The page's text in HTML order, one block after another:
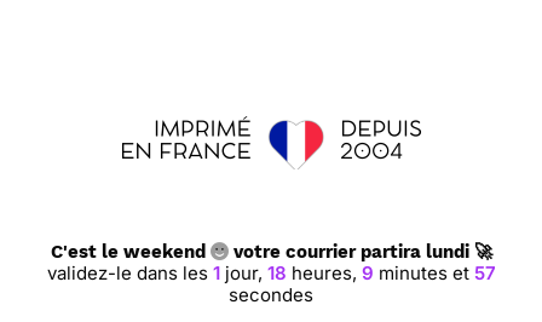
C'est le weekend votre courrier partira lundi 🚀
validez-le dans les 1jour, 18 heures, 9 minutes et 56
secondes